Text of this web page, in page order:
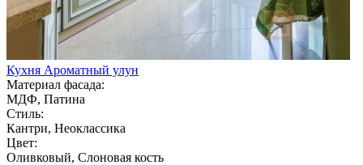
Кухня Ароматный улун
Материал фасада:
МДФ, Патина
Стиль:
Кантри, Неоклассика
Цвет:
Оливковый, Слоновая кость